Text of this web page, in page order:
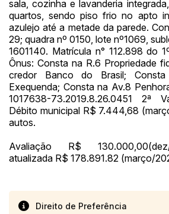
sala, cozinha e lavanderia
quartos, sendo piso frio no apto
azulejo até a metade da parede.
29; quadra nº 0150, lote nº1069,
1601140. Matrícula n° 112.898 do
Ônus: Consta na R.6 Propriedade
credor Banco do Brasil;
Exequenda; Consta na Av.8
1017638-73.2019.8.26.0451 2ª
Débito municipal R$ 7.444,68
autos.
Avaliação R$
atualizada R$ 178.891.82 (março/
Direito de Preferência
Envie sua Proposta
(Art. 895, CPC)
Histórico de Propostas
Data
14/04/2025 18:43:11
14/04/2025 18:43:11
14/04/2025 18:43:11
Clique aqui para fazer login
Habilite-se para efetuar lances
propostas